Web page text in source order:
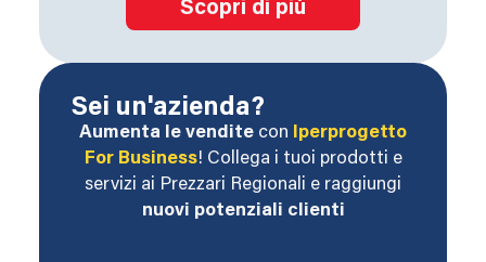
Scopri di più
Sei un'azienda?
Aumenta le vendite con Iperprogetto
For Business! Collega i tuoi prodotti e
servizi ai Prezzari Regionali e raggiungi
nuovi potenziali clienti